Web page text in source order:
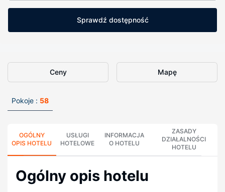
Sprawdź dostępność
Ceny Mapę
Pokoje : 58
OGÓLNY
OPIS HOTELU
USŁUGI
HOTELOWE
INFORMACJA
O HOTELU
ZASADY
DZIAŁALNOŚCI
HOTELU
Ogólny opis hotelu